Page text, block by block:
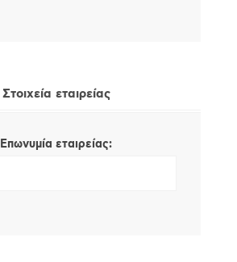
Στοιχεία εταιρείας
Επωνυμία εταιρείας: